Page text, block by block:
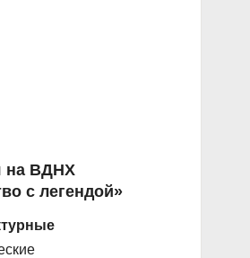
на ВДНХ
с легендой»